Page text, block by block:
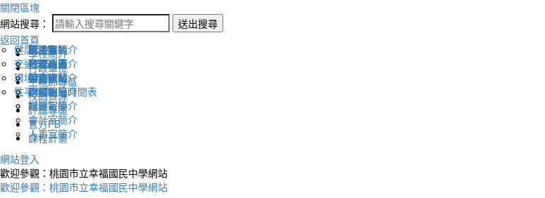
關閉區塊
網站搜尋：
送出搜尋
返回首頁
學校簡介
認識幸福
地理位置
英文網站
幸福相簿
媒體報導
行政單位
校長室簡介
教務處簡介
學務處簡介
總務處簡介
輔導室簡介
會計室簡介
人事室簡介
生親師專區
新生專區
升學專區
圖書館藏
學校作息時間表
校園資源
電子報
下載列表
評鑑專區
健康促進
交通安全
環境教育
性平教育
官方FB
課程計畫
網站登入
歡迎參觀：桃園市立幸福國民中學網站
歡迎參觀：桃園市立幸福國民中學網站